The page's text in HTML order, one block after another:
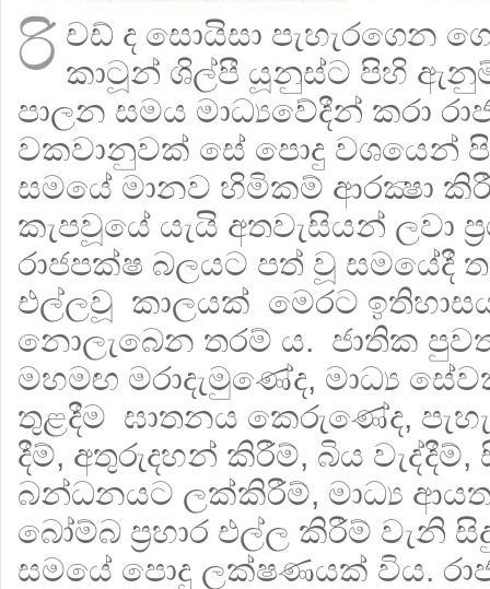
රි චඩ් ද සොයිසා පැහැරගෙන
කාටූන් ශිල්පී යූනුස්ට පිහි ඇනුම්
පාලන සමය මාධ්‍යවේදීන් කරා
වකවානුවක් සේ පොදු වශයෙන්
සමයේ මානව හිමිකම් ආරක්‍ෂා
කැපවූයේ යැයි අතවැසියන් ලවා
රාජපක්ෂ බලයට පත් වූ සමයේදී
එල්ලවූ කාලයක් මෙරට
නොලැබෙන තරම් ය. ජාතික
මහමඟ මරාදැමුණේද, මාධ්‍ය
තුළදීම ඝාතනය කෙරුණේද,
දීම්, අතුරුදහන් කිරීම්, බිය
බන්ධනයට ලක්කිරීම්, මාධ්‍ය
බෝම්බ ප්‍රහාර එල්ල කිරීම් වැනි
සමයේ පොදු ලක්ෂණයක් විය.